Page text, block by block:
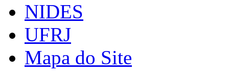
NIDES
UFRJ
Mapa do Site